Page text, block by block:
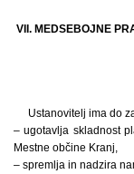
VII. MEDSEBOJNE
Ustanovitelj ima do
– ugotavlja skladnost
Mestne občine Kranj,
– spremlja in nadzira